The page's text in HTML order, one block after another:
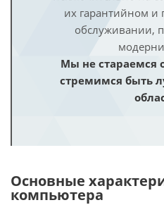
их гарантийном и
обслуживании,
Мы не стараемся
стремимся быть
Основные
компьютера